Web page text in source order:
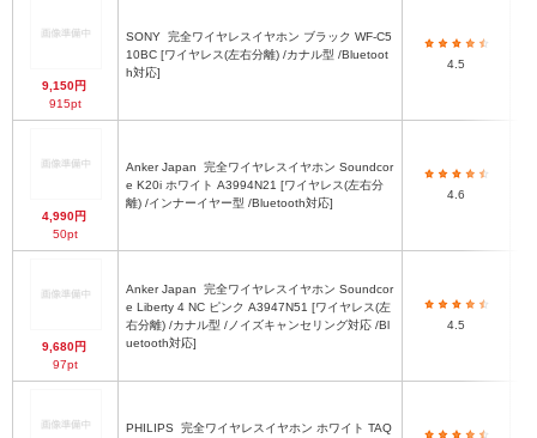
9,150円
915pt
SONY
10BC [ワイヤレス(左右分離) /カナル型 /Bluetoot
h対応]
4.5
4,990円
50pt
Anker Japan
e K20i ホワイト A3994N21 [ワイヤレス(左右分
離) /インナーイヤー型 /Bluetooth対応]
4.6
9,680円
97pt
Anker Japan
e Liberty 4 NC ピンク A3947N51 [ワイヤレス(左
右分離) /カナル型 /ノイズキャンセリング対応 /Bl
uetooth対応]
4.5
PHILIPS